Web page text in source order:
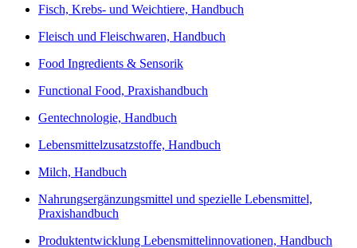
Fisch, Krebs- und Weichtiere, Handbuch
Fleisch und Fleischwaren, Handbuch
Food Ingredients & Sensorik
Functional Food, Praxishandbuch
Gentechnologie, Handbuch
Lebensmittelzusatzstoffe, Handbuch
Milch, Handbuch
Nahrungsergänzungsmittel und spezielle Lebensmittel,
Praxishandbuch
Produktentwicklung Lebensmittelinnovationen, Handbuch